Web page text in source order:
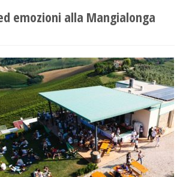
emozioni alla Mangialonga